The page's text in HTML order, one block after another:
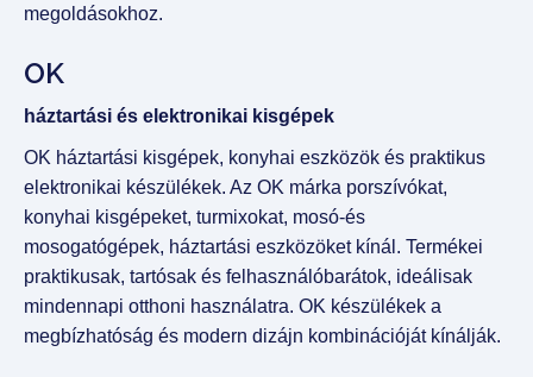
megoldásokhoz.
OK
háztartási és elektronikai kisgépek
OK háztartási kisgépek, konyhai eszközök és praktikus
elektronikai készülékek. Az OK márka porszívókat,
konyhai kisgépeket, turmixokat, mosó-és
mosogatógépek, háztartási eszközöket kínál. Termékei
praktikusak, tartósak és felhasználóbarátok, ideálisak
mindennapi otthoni használatra. OK készülékek a
megbízhatóság és modern dizájn kombinációját kínálják.